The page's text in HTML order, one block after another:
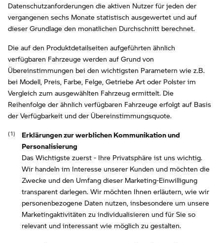
Datenschutzanforderungen die aktiven Nutzer für jeden der
vergangenen sechs Monate statistisch ausgewertet und auf
dieser Grundlage den monatlichen Durchschnitt berechnet.
Die auf den Produktdetailseiten aufgeführten ähnlich
verfügbaren Fahrzeuge werden auf Grund von
Übereinstimmungen bei den wichtigsten Parametern wie z.B.
bei Modell, Preis, Farbe, Felge, Getriebe Art oder Polster im
Vergleich zum ausgewählten Fahrzeug ermittelt. Die
Reihenfolge der ähnlich verfügbaren Fahrzeuge erfolgt auf Basis
der Verfügbarkeit und der Übereinstimmungsquote.
Erklärungen zur werblichen Kommunikation und
Personalisierung
Das Wichtigste zuerst - Ihre Privatsphäre ist uns wichtig.
Wir handeln im Interesse unserer Kunden und möchten die
Zwecke und den Umfang dieser Marketing-Einwilligung
transparent darlegen. Wir möchten Ihnen erläutern, wie wir
personenbezogene Daten nutzen, insbesondere um unsere
Marketingaktivitäten zu individualisieren und für Sie so
relevant und interessant wie möglich zu gestalten.